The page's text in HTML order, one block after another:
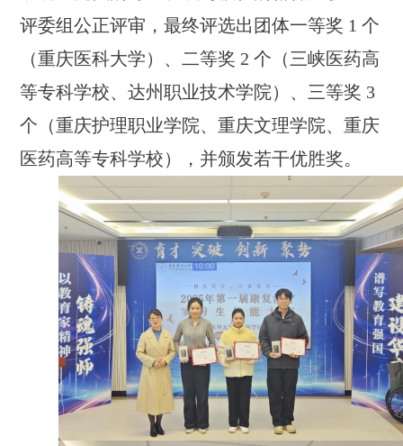
评委组公正评审，最终评选出团体一等奖 1 个
（重庆医科大学）、二等奖 2 个（三峡医药高
等专科学校、达州职业技术学院）、三等奖 3
个（重庆护理职业学院、重庆文理学院、重庆
医药高等专科学校），并颁发若干优胜奖。